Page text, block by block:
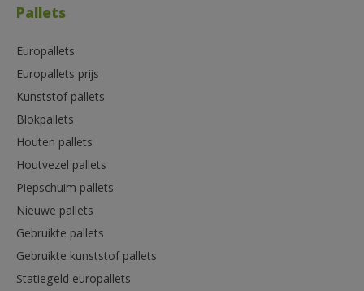
Pallets
Europallets
Europallets prijs
Kunststof pallets
Blokpallets
Houten pallets
Houtvezel pallets
Piepschuim pallets
Nieuwe pallets
Gebruikte pallets
Gebruikte kunststof pallets
Statiegeld europallets